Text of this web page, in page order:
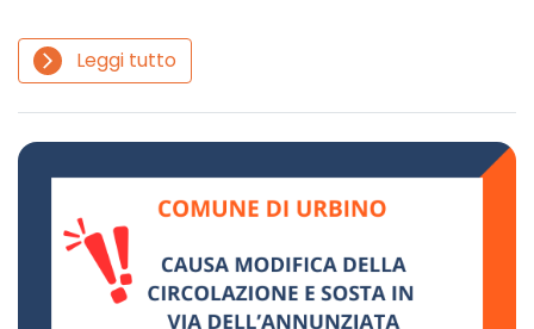
arrow_forward_ios Leggi tutto